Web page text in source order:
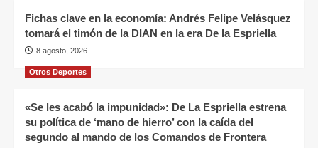
Fichas clave en la economía: Andrés Felipe Velásquez
tomará el timón de la DIAN en la era De la Espriella
8 agosto, 2026
Otros Deportes
«Se les acabó la impunidad»: De La Espriella estrena
su política de ‘mano de hierro’ con la caída del
segundo al mando de los Comandos de Frontera